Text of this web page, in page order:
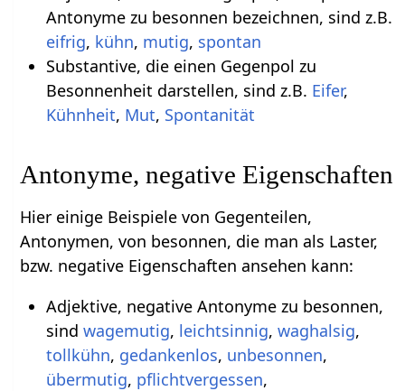
Antonyme zu besonnen bezeichnen, sind z.B.
eifrig, kühn, mutig, spontan
Substantive, die einen Gegenpol zu
Besonnenheit darstellen, sind z.B. Eifer,
Kühnheit, Mut, Spontanität
Antonyme, negative Eigenschaften
Hier einige Beispiele von Gegenteilen,
Antonymen, von besonnen, die man als Laster,
bzw. negative Eigenschaften ansehen kann:
Adjektive, negative Antonyme zu besonnen,
sind wagemutig, leichtsinnig, waghalsig,
tollkühn, gedankenlos, unbesonnen,
übermutig, pflichtvergessen,